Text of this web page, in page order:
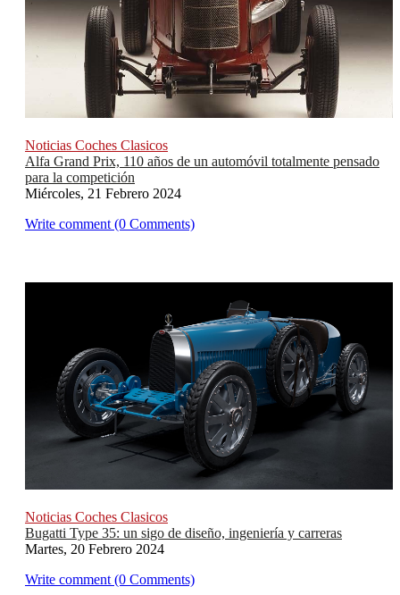
Noticias Coches Clasicos
Alfa Grand Prix, 110 años de un automóvil totalmente pensado
para la competición
Miércoles, 21 Febrero 2024
Write comment (0 Comments)
Noticias Coches Clasicos
Bugatti Type 35: un sigo de diseño, ingeniería y carreras
Martes, 20 Febrero 2024
Write comment (0 Comments)